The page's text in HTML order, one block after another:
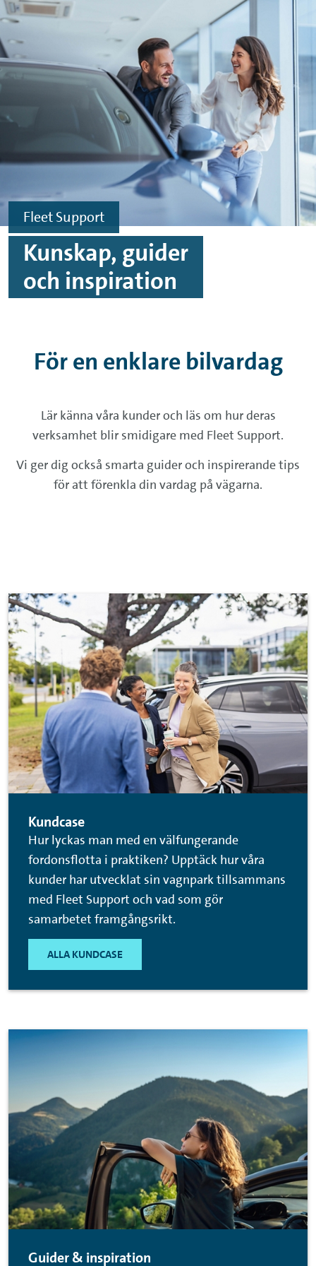
Hoppa till innehåll
Hoppa till sidfoten
Fleet Support
Kunskap, guider
och inspiration
För en enklare bilvardag
Lär känna våra kunder och läs om hur deras
verksamhet blir smidigare med Fleet Support.
Vi ger dig också smarta guider och inspirerande tips
för att förenkla din vardag på vägarna.
Kundcase
Hur lyckas man med en välfungerande
fordonsflotta i praktiken? Upptäck hur våra
kunder har utvecklat sin vagnpark tillsammans
med Fleet Support och vad som gör
samarbetet framgångsrikt.
ALLA KUNDCASE
Guider & inspiration